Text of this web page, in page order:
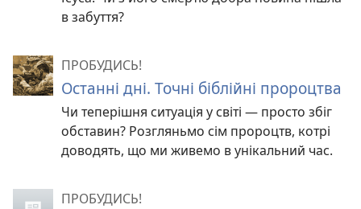
в забуття?
ПРОБУДИСЬ!
Останні дні. Точні біблійні пророцтва
Чи теперішня ситуація у світі — просто збіг
обставин? Розгляньмо сім пророцтв, котрі
доводять, що ми живемо в унікальний час.
ПРОБУДИСЬ!